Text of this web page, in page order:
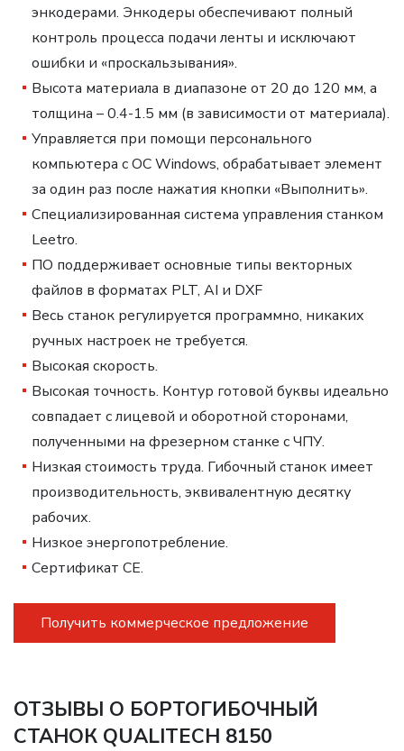
энкодерами. Энкодеры обеспечивают полный
контроль процесса подачи ленты и исключают
ошибки и «проскальзывания».
Высота материала в диапазоне от 20 до 120 мм, а
толщина – 0.4-1.5 мм (в зависимости от материала).
Управляется при помощи персонального
компьютера с ОС Windows, обрабатывает элемент
за один раз после нажатия кнопки «Выполнить».
Специализированная система управления станком
Leetro.
ПО поддерживает основные типы векторных
файлов в форматах PLT, AI и DXF
Весь станок регулируется программно, никаких
ручных настроек не требуется.
Высокая скорость.
Высокая точность. Контур готовой буквы идеально
совпадает с лицевой и оборотной сторонами,
полученными на фрезерном станке с ЧПУ.
Низкая стоимость труда. Гибочный станок имеет
производительность, эквивалентную десятку
рабочих.
Низкое энергопотребление.
Сертификат CE.
Получить коммерческое предложение
ОТЗЫВЫ О БОРТОГИБОЧНЫЙ
СТАНОК QUALITECH 8150